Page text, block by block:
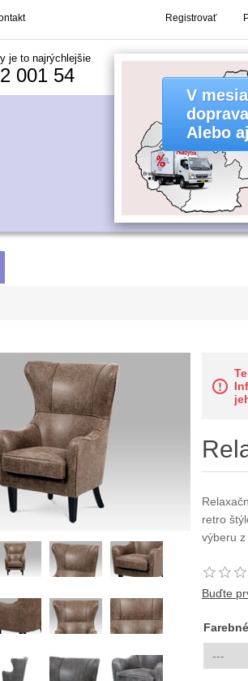
Registrovať
je to najrýchlejšie
001 54
V
Alebo
retro
výberu z
Buďte